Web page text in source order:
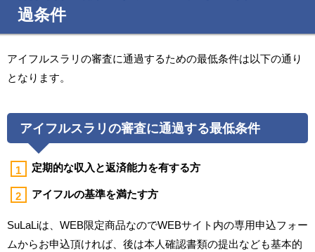
過条件
アイフルスラリの審査に通過するための最低条件は以下の通り
となります。
アイフルスラリの審査に通過する最低条件
定期的な収入と返済能力を有する方
アイフルの基準を満たす方
SuLaLiは、WEB限定商品なのでWEBサイト内の専用申込フォー
ムからお申込頂ければ、後は本人確認書類の提出なども基本的